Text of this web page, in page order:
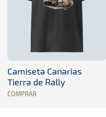
Camiseta Canarias
Tierra de Rally
COMPRAR